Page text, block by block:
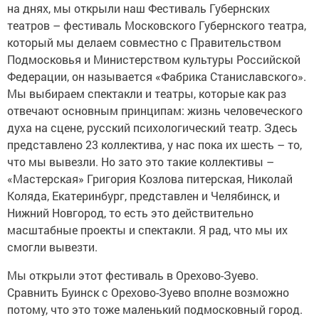
на днях, мы открыли наш Фестиваль Губернских
театров – фестиваль Московского Губернского театра,
который мы делаем совместно с Правительством
Подмосковья и Министерством культуры Российской
Федерации, он называется «Фабрика Станиславского».
Мы выбираем спектакли и театры, которые как раз
отвечают основным принципам: жизнь человеческого
духа на сцене, русский психологический театр. Здесь
представлено 23 коллектива, у нас пока их шесть – то,
что мы вывезли. Но зато это такие коллективы –
«Мастерская» Григория Козлова питерская, Николай
Коляда, Екатеринбург, представлен и Челябинск, и
Нижний Новгород, то есть это действительно
масштабные проекты и спектакли. Я рад, что мы их
смогли вывезти.
Мы открыли этот фестиваль в Орехово-Зуево.
Сравнить Буинск с Орехово-Зуево вполне возможно
потому, что это тоже маленький подмосковный город.